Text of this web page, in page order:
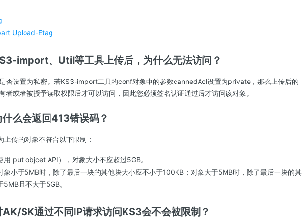
Upload-Etag
import、Util等工具上传后，为什么无法访问？
否设置为私密。若KS3-import工具的conf对象中的参数cannedAcl设置为private，那么上传后的
者或者被授予读取权限后才可以访问，因此您必须签名认证通过后才访问该对象。
么会返回413错误码？
传的对象不符合以下限制：
用 put objcet API），对象大小不应超过5GB。
象小于5MB时，除了最后一块的其他块大小应不小于100KB；对象大于5MB时，除了最后一块的其
且不大于5GB。
SK通过不同IP请求访问KS3会不会被限制？